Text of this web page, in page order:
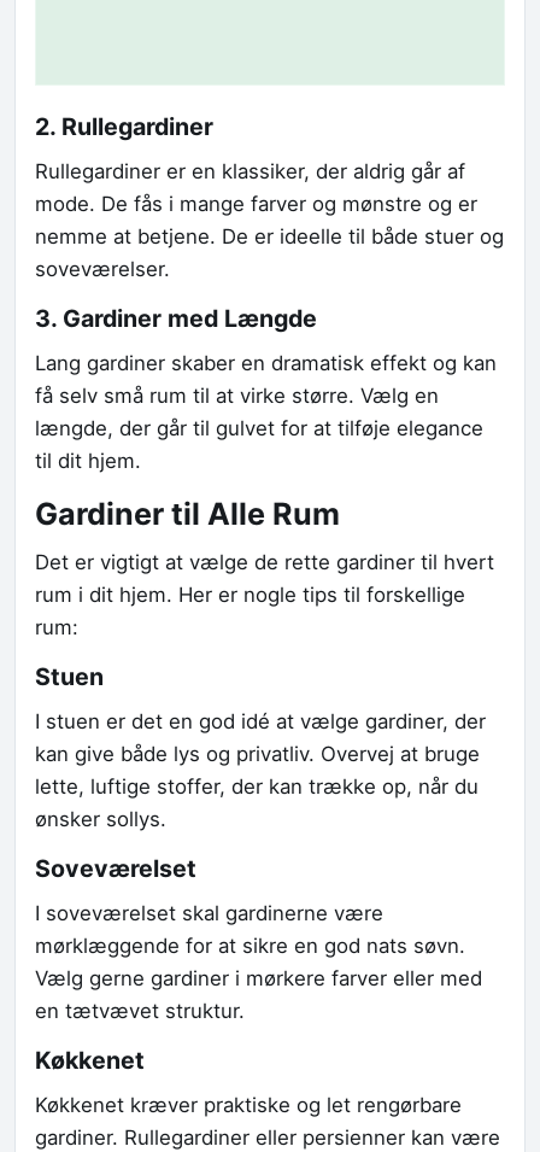
2. Rullegardiner
Rullegardiner er en klassiker, der aldrig går af
mode. De fås i mange farver og mønstre og er
nemme at betjene. De er ideelle til både stuer og
soveværelser.
3. Gardiner med Længde
Lang gardiner skaber en dramatisk effekt og kan
få selv små rum til at virke større. Vælg en
længde, der går til gulvet for at tilføje elegance
til dit hjem.
Gardiner til Alle Rum
Det er vigtigt at vælge de rette gardiner til hvert
rum i dit hjem. Her er nogle tips til forskellige
rum:
Stuen
I stuen er det en god idé at vælge gardiner, der
kan give både lys og privatliv. Overvej at bruge
lette, luftige stoffer, der kan trække op, når du
ønsker sollys.
Soveværelset
I soveværelset skal gardinerne være
mørklæggende for at sikre en god nats søvn.
Vælg gerne gardiner i mørkere farver eller med
en tætvævet struktur.
Køkkenet
Køkkenet kræver praktiske og let rengørbare
gardiner. Rullegardiner eller persienner kan være